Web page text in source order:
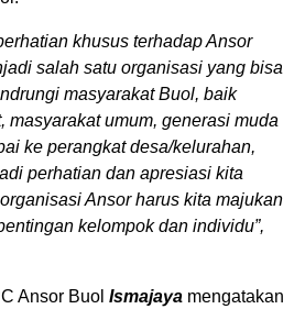
khusus terhadap Ansor
salah satu organisasi yang bisa
masyarakat Buol, baik
masyarakat umum, generasi muda
ke perangkat desa/kelurahan,
perhatian dan apresiasi kita
Ansor harus kita majukan
kelompok dan individu”,
Ansor Buol Ismajaya mengatakan